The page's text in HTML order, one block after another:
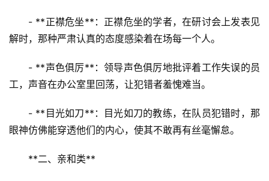
- **正襟危坐**：正襟危坐的学者，在研讨会上发表见
解时，那种严肃认真的态度感染着在场每一个人。
- **声色俱厉**：领导声色俱厉地批评着工作失误的员
工，声音在办公室里回荡，让犯错者羞愧难当。
- **目光如刀**：目光如刀的教练，在队员犯错时，那
眼神仿佛能穿透他们的内心，使其不敢再有丝毫懈怠。
**二、亲和类**